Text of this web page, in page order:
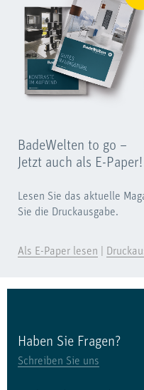
BadeWelten to go –
Jetzt auch als E-Paper!
Lesen Sie das aktuelle
Sie die Druckausgabe.
Als E-Paper lesen
Haben Sie Fragen?
Schreiben Sie uns